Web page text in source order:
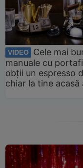
VIDEO
Cele mai
manuale cu
obții un espresso
chiar la tine acasă